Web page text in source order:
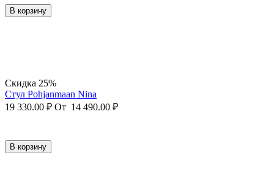
В корзину
Скидка 25%
Стул Pohjanmaan Nina
19 330.00 ₽ От 14 490.00 ₽
В корзину